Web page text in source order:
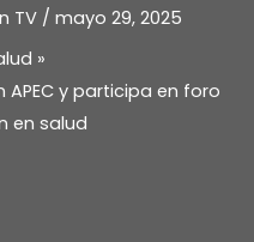
TV / mayo 29, 2025
APEC y participa en foro
en salud